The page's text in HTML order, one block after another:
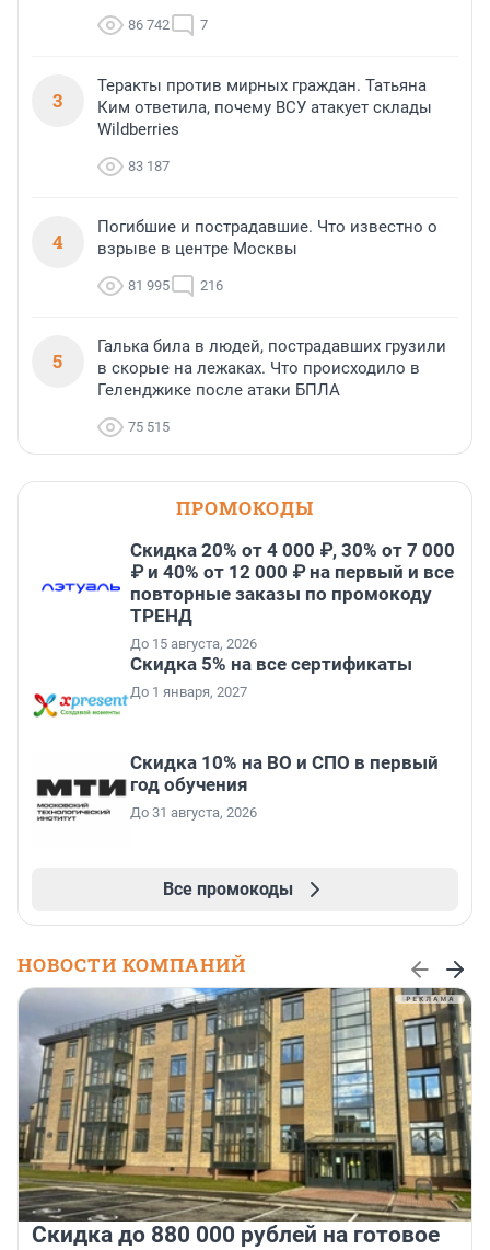
86 742 7
3
Теракты против мирных граждан. Татьяна
Ким ответила, почему ВСУ атакует склады
Wildberries
83 187
4
Погибшие и пострадавшие. Что известно о
взрыве в центре Москвы
81 995 216
5
Галька била в людей, пострадавших грузили
в скорые на лежаках. Что происходило в
Геленджике после атаки БПЛА
75 515
ПРОМОКОДЫ
Скидка 20% от 4 000 ₽, 30% от 7 000
₽ и 40% от 12 000 ₽ на первый и все
повторные заказы по промокоду
ТРЕНД
До 15 августа, 2026
Скидка 5% на все сертификаты
До 1 января, 2027
Скидка 10% на ВО и СПО в первый
год обучения
До 31 августа, 2026
Все промокоды
НОВОСТИ КОМПАНИЙ
Скидка до 880 000 рублей на готовое